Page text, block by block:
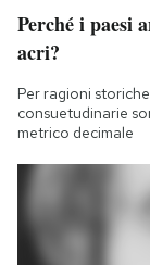
Perché i paesi
acri?
Per ragioni
consuetudinarie
metrico decimale